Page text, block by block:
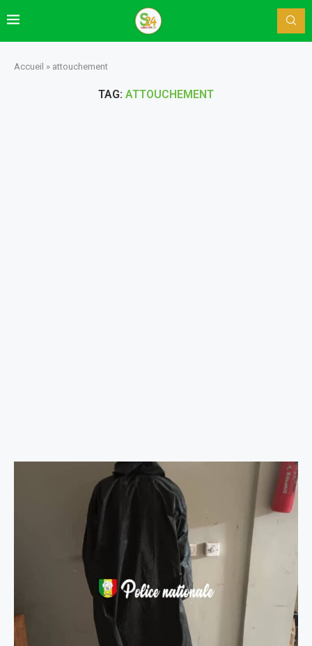
Accueil » attouchement
TAG: ATTOUCHEMENT